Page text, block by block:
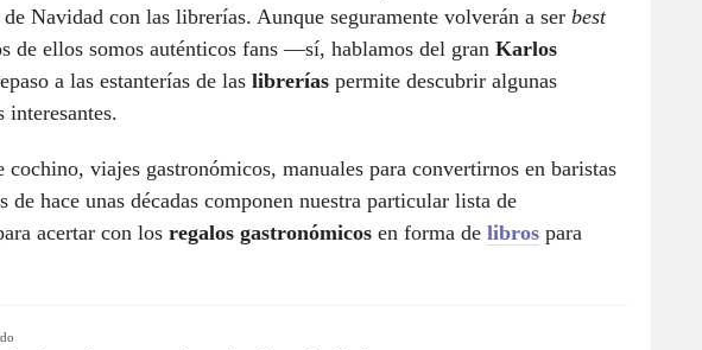
Navidad con las librerías. Aunque seguramente volverán a ser best
de ellos somos auténticos fans —sí, hablamos del gran Karlos
a las estanterías de las librerías permite descubrir algunas
interesantes.
cochino, viajes gastronómicos, manuales para convertirnos en baristas
de hace unas décadas componen nuestra particular lista de
acertar con los regalos gastronómicos en forma de libros para